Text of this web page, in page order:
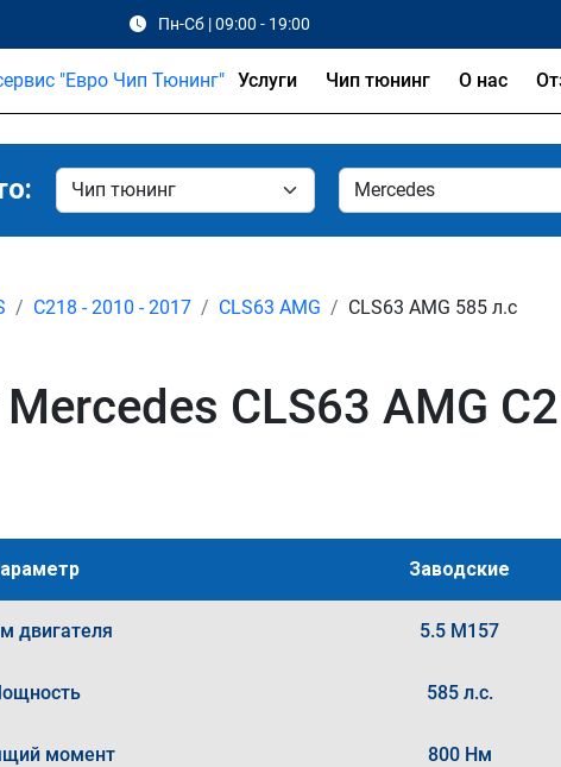
Пн-Сб | 09:00 - 19:00
Услуги Чип тюнинг О нас
C218 - 2010 - 2017 CLS63 AMG CLS63 AMG 585 л.с
CLS63 AMG
Заводские
двигателя 5.5 M157
585 л.с.
момент 800 Нм